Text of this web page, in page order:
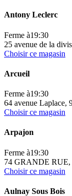
Antony Leclerc
Ferme à19:30
25 avenue de la
Choisir ce magasin
Arcueil
Ferme à19:30
64 avenue Laplace,
Choisir ce magasin
Arpajon
Ferme à19:30
74 GRANDE RUE,
Choisir ce magasin
Aulnay Sous Bois